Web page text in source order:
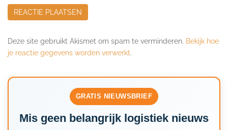
Deze site gebruikt Akismet om spam te verminderen. Bekijk hoe
je reactie gegevens worden verwerkt.
GRATIS NIEUWSBRIEF
Mis geen belangrijk logistiek nieuws